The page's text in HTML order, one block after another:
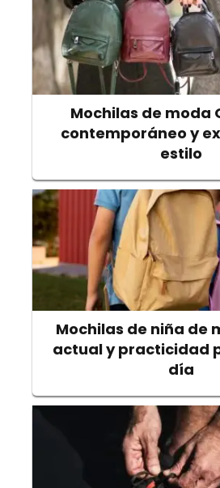
Mochilas de moda
contemporáneo y
estilo
Mochilas de niña de
actual y practicidad
día